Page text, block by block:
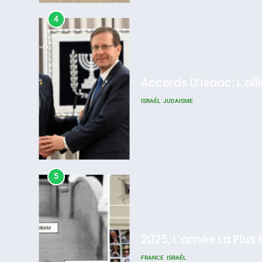
4
ISRAÉL JUDAISME
5
FRANCE ISRAÉL